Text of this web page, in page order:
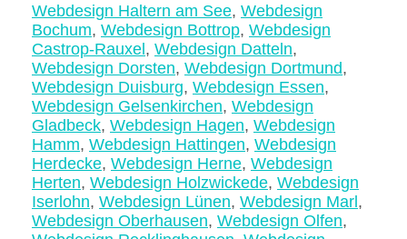
Navigation
überspringen
Webdesign Haltern am See, Webdesign
Bochum, Webdesign Bottrop, Webdesign
Castrop-Rauxel , Webdesign Datteln,
Webdesign Dorsten, Webdesign Dortmund,
Webdesign Duisburg, Webdesign Essen,
Webdesign Gelsenkirchen, Webdesign
Gladbeck, Webdesign Hagen, Webdesign
Hamm, Webdesign Hattingen, Webdesign
Herdecke, Webdesign Herne, Webdesign
Herten, Webdesign Holzwickede, Webdesign
Iserlohn, Webdesign Lünen, Webdesign Marl ,
Webdesign Oberhausen, Webdesign Olfen,